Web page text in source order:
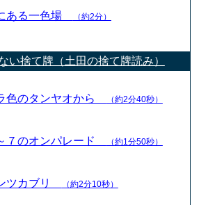
ある一色場 （約2分）
い捨て牌（土田の捨て牌読み）
色のタンヤオから （約2分40秒）
７のオンパレード （約1分50秒）
ツカブリ （約2分10秒）